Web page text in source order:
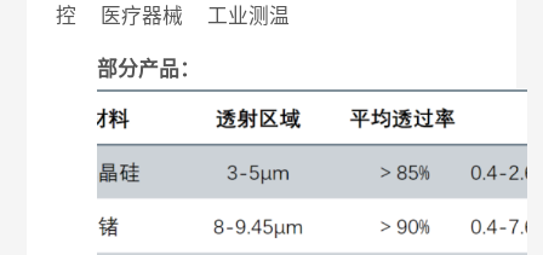
控 医疗器械 工业测温
部分产品：